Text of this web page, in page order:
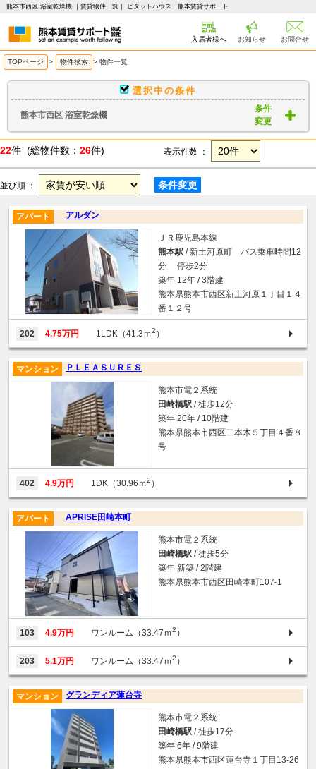
熊本市西区 浴室乾燥機 ｜賃貸物件一覧｜ ピタットハウス 熊本賃貸サポート
入居者様へ お知らせ お問合せ
TOPページ > 物件検索 > 物件一覧
選択中の条件
熊本市西区 浴室乾燥機
条件
変更
22件 (総物件数： 26件) 表示件数 ：
並び順 ： 条件変更
アルダン
アパート
ＪＲ鹿児島本線
熊本駅 / 新土河原町 バス乗車時間12
分 停歩2分
築年 12年 / 3階建
熊本県熊本市西区新土河原１丁目１４
番１２号
202 4.75万円 1LDK（41.3ｍ2 ）
ＰＬＥＡＳＵＲＥＳ
マンション
熊本市電２系統
田崎橋駅 / 徒歩12分
築年 20年 / 10階建
熊本県熊本市西区二本木５丁目４番８
号
402 4.9万円 1DK（30.96ｍ2 ）
APRISE田崎本町
アパート
熊本市電２系統
田崎橋駅 / 徒歩5分
築年 新築 / 2階建
熊本県熊本市西区田崎本町107-1
103 4.9万円 ワンルーム（33.47ｍ2 ）
203 5.1万円 ワンルーム（33.47ｍ2 ）
グランディア蓮台寺
マンション
熊本市電２系統
田崎橋駅 / 徒歩17分
築年 6年 / 9階建
熊本県熊本市西区蓮台寺１丁目13-26